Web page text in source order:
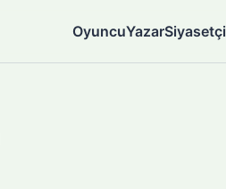
OyuncuYazarSiyasetçi